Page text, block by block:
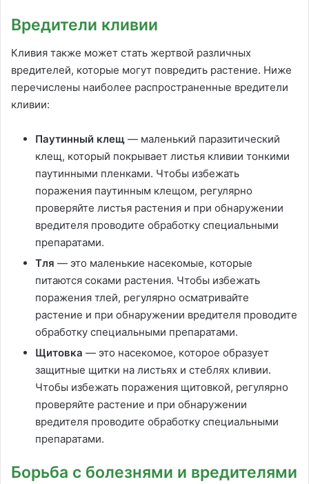
Вредители кливии
Кливия также может стать жертвой различных
вредителей, которые могут повредить растение. Ниже
перечислены наиболее распространенные вредители
кливии:
Паутинный клещ — маленький паразитический
клещ, который покрывает листья кливии тонкими
паутинными пленками. Чтобы избежать
поражения паутинным клещом, регулярно
проверяйте листья растения и при обнаружении
вредителя проводите обработку специальными
препаратами.
Тля — это маленькие насекомые, которые
питаются соками растения. Чтобы избежать
поражения тлей, регулярно осматривайте
растение и при обнаружении вредителя проводите
обработку специальными препаратами.
Щитовка — это насекомое, которое образует
защитные щитки на листьях и стеблях кливии.
Чтобы избежать поражения щитовкой, регулярно
проверяйте растение и при обнаружении
вредителя проводите обработку специальными
препаратами.
Борьба с болезнями и вредителями